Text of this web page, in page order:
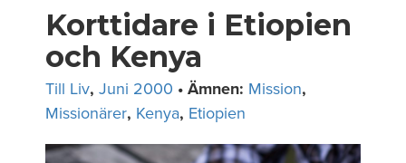
Korttidare i Etiopien
och Kenya
Till Liv, Juni 2000 • Ämnen: Mission,
Missionärer, Kenya, Etiopien